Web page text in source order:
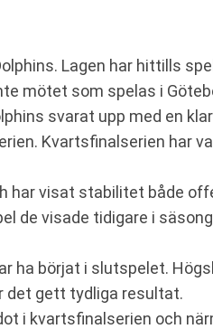
Lagen har hittills
mötet som spelas i
svarat upp med en
Kvartsfinalserien har
har visat stabilitet både
de visade tidigare i
ha börjat i slutspelet.
det gett tydliga resultat.
i kvartsfinalserien och